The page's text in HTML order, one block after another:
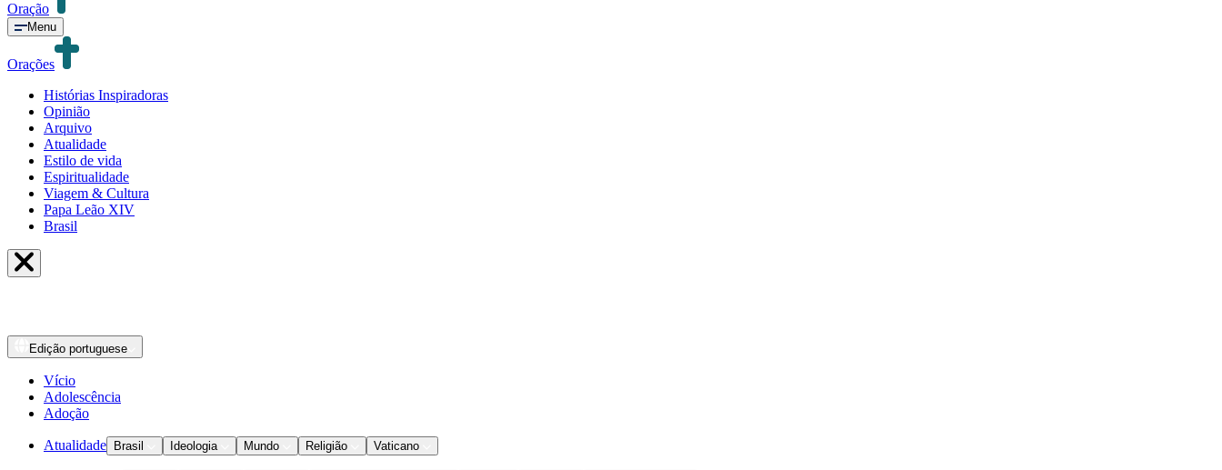
Oração
Menu
Orações
Histórias Inspiradoras
Opinião
Arquivo
Atualidade
Estilo de vida
Espiritualidade
Viagem & Cultura
Papa Leão XIV
Brasil
Edição portuguese
Vício
Adolescência
Adoção
Atualidade Brasil Ideologia Mundo Religião Vaticano